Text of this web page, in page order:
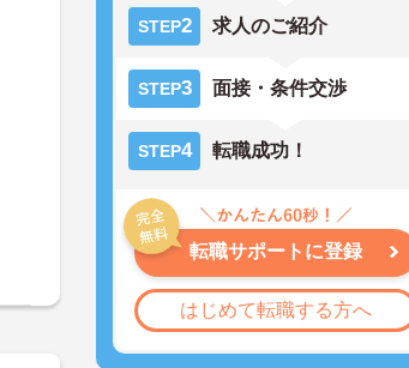
STEP2 求人のご紹介
STEP3 面接・条件交渉
STEP4 転職成功！
転職サポートに登録
はじめて転職する方へ